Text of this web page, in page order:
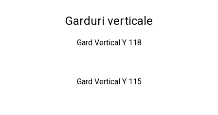
Garduri verticale
Gard Vertical Y 118
Gard Vertical Y 115